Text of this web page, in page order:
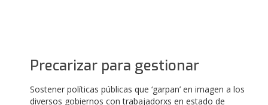
Precarizar para gestionar
Sostener políticas públicas que ‘garpan’ en imagen a los
diversos gobiernos con trabajadorxs en estado de